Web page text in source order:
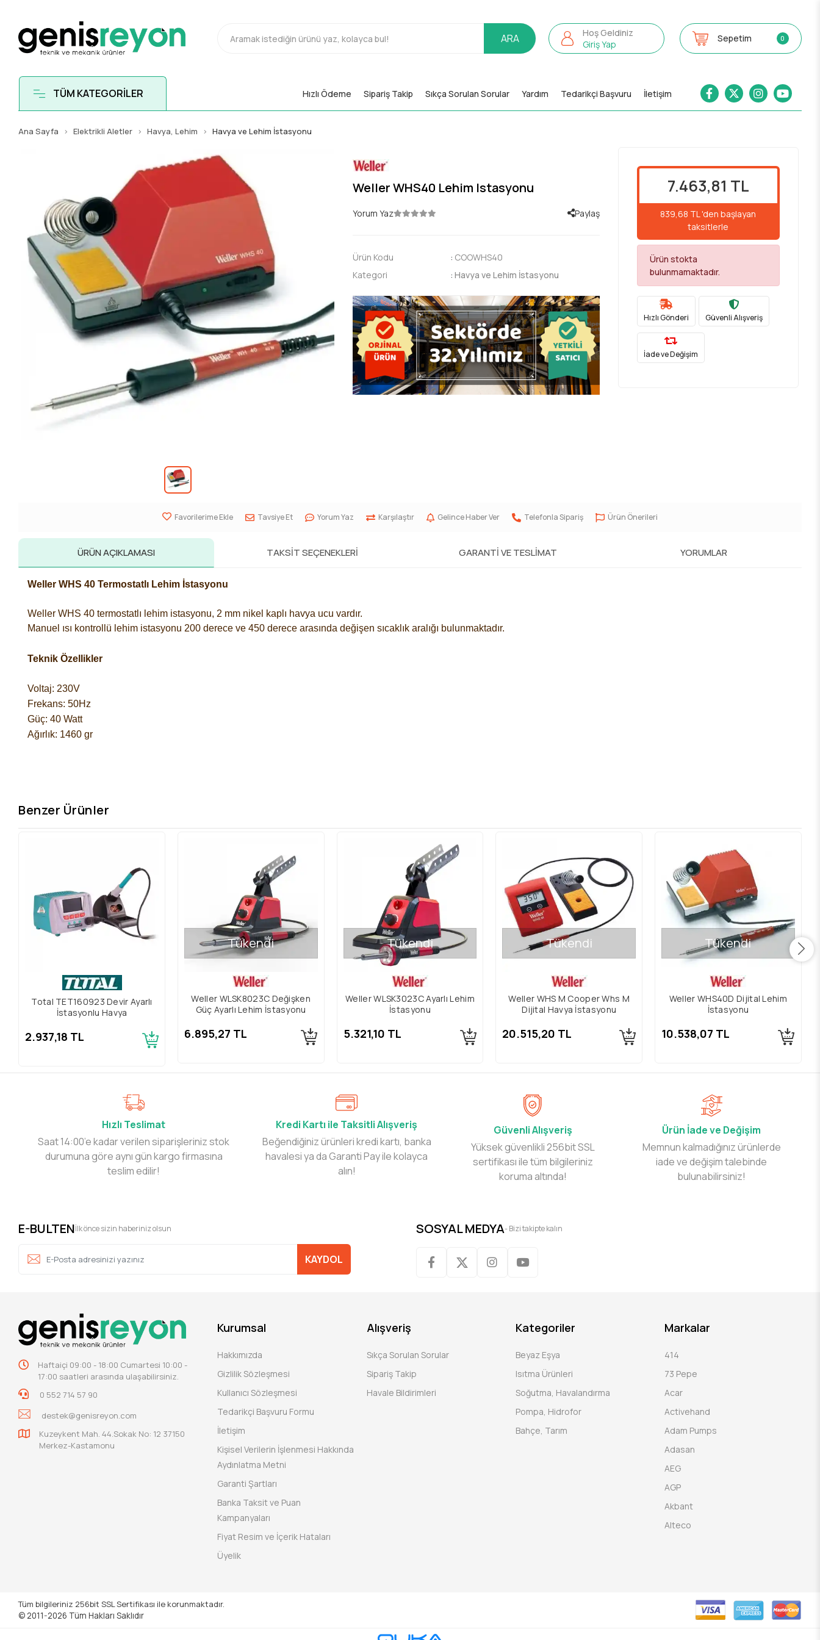
ARA
Hoş Geldiniz
Giriş Yap
Sepetim 0
TÜM KATEGORİLER Hızlı Ödeme Sipariş Takip Sıkça Sorulan Sorular Yardım Tedarikçi Başvuru İletişim
Ana Sayfa Elektrikli Aletler Havya, Lehim Havya ve Lehim İstasyonu
Weller WHS40 Lehim Istasyonu
Yorum Yaz Paylaş
Ürün Kodu : COOWHS40
Kategori
:Havya ve Lehim İstasyonu
7.463,81 TL
839,68 TL 'den başlayan
taksitlerle
Ürün stokta
bulunmamaktadır.
Hızlı Gönderi Güvenli Alışveriş
İade ve Değişim
Favorilerime Ekle Tavsiye Et Yorum Yaz Karşılaştır Gelince Haber Ver Telefonla Sipariş Ürün Önerileri
ÜRÜN AÇIKLAMASI TAKSIT SEÇENEKLERI GARANTI VE TESLIMAT YORUMLAR
Weller WHS 40 Termostatlı Lehim İstasyonu
Weller WHS 40 termostatlı lehim istasyonu, 2 mm nikel kaplı havya ucu vardır.
Manuel ısı kontrollü lehim istasyonu 200 derece ve 450 derece arasında değişen sıcaklık aralığı bulunmaktadır.
Teknik Özellikler
Voltaj: 230V
Frekans: 50Hz
Güç: 40 Watt
Ağırlık: 1460 gr
Benzer Ürünler
Total TET160923 Devir Ayarlı
İstasyonlu Havya
2.937,18 TL
Tükendi
Weller WLSK8023C Değişken
Güç Ayarlı Lehim İstasyonu
6.895,27 TL
Tükendi
Weller WLSK3023C Ayarlı Lehim
İstasyonu
5.321,10 TL
Tükendi
Weller WHS M Cooper Whs M
Dijital Havya İstasyonu
20.515,20 TL
Tükendi
Weller WHS40D Dijital Lehim
İstasyonu
10.538,07 TL
Hızlı Teslimat
Saat 14:00’e kadar verilen siparişleriniz stok
durumuna göre aynı gün kargo firmasına
teslim edilir!
Kredi Kartı ile Taksitli Alışveriş
Beğendiğiniz ürünleri kredi kartı, banka
havalesi ya da Garanti Pay ile kolayca
alın!
Güvenli Alışveriş
Yüksek güvenlikli 256bit SSL
sertifikası ile tüm bilgileriniz
koruma altında!
Ürün İade ve Değişim
Memnun kalmadığınız ürünlerde
iade ve değişim talebinde
bulunabilirsiniz!
E-BULTENİlk önce sizin haberiniz olsun
KAYDOL
SOSYAL MEDYA- Bizi takipte kalın
Haftaiçi 09:00 - 18:00 Cumartesi 10:00 -
17:00 saatleri arasında ulaşabilirsiniz.
0 552 714 57 90
destek@genisreyon.com
Kuzeykent Mah. 44.Sokak No: 12 37150
Merkez-Kastamonu
Kurumsal
Hakkımızda
Gizlilik Sözleşmesi
Kullanıcı Sözleşmesi
Tedarikçi Başvuru Formu
İletişim
Kişisel Verilerin İşlenmesi Hakkında
Aydınlatma Metni
Garanti Şartları
Banka Taksit ve Puan
Kampanyaları
Fiyat Resim ve İçerik Hataları
Üyelik
Alışveriş
Sıkça Sorulan Sorular
Sipariş Takip
Havale Bildirimleri
Kategoriler
Beyaz Eşya
Isıtma Ürünleri
Soğutma, Havalandırma
Pompa, Hidrofor
Bahçe, Tarım
Markalar
414
73 Pepe
Acar
Activehand
Adam Pumps
Adasan
AEG
AGP
Akbant
Alteco
Tüm bilgileriniz 256bit SSL Sertifikası ile korunmaktadır.
© 2011-2026 Tüm Hakları Saklıdır